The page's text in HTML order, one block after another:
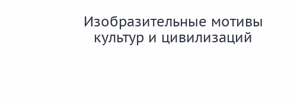
Изобразительные мотивы
культур и цивилизаций